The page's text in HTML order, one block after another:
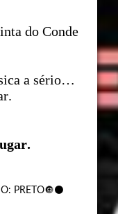
do Conde
a sério…
PRETO🔘⚫️